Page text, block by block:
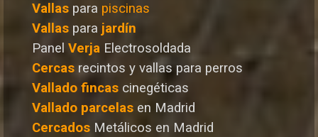
Vallas para piscinas
Vallas para jardín
Panel Verja Electrosoldada
Cercas recintos y vallas para perros
Vallado fincas cinegéticas
Vallado parcelas en Madrid
Cercados Metálicos en Madrid